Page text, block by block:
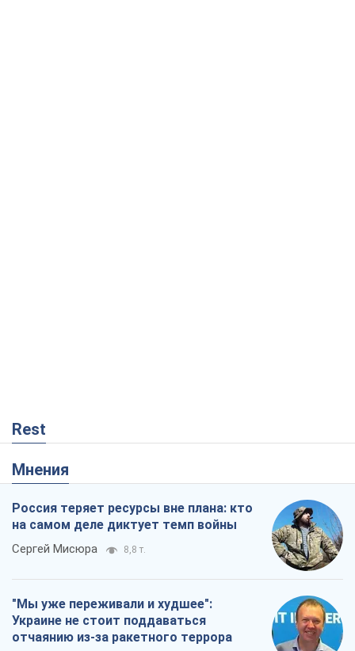
Rest
Мнения
Россия теряет ресурсы вне плана: кто
на самом деле диктует темп войны
Сергей Мисюра 8,8 т.
"Мы уже переживали и худшее":
Украине не стоит поддаваться
отчаянию из-за ракетного террора